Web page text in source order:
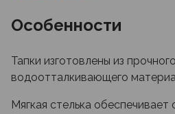
поместиться в любой карман
Особенности
Тапки изготовлены из
водоотталкивающего
Мягкая стелька